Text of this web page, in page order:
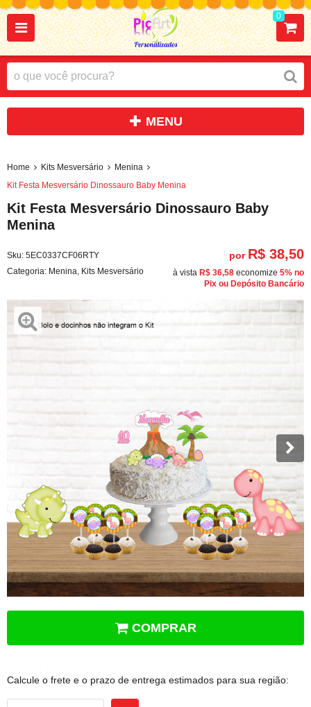
0
Home Kits Mesversário
Menina
Kit Festa Mesversário Dinossauro Baby Menina
Kit Festa Mesversário Dinossauro Baby
Menina
Sku: 5EC0337CF06RTY
Categoria: Menina Kits Mesversário
por R$ 38,50
à vista R$ 36,58 economize 5% no
Pix ou Depósito Bancário
COMPRAR
Calcule o frete e o prazo de entrega estimados para sua região: